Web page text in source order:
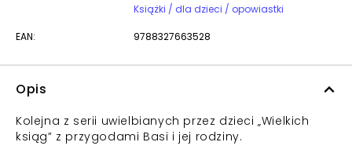
Książki / dla dzieci / opowiastki
EAN: 9788327663528
Opis
Kolejna z serii uwielbianych przez dzieci „Wielkich
ksiąg” z przygodami Basi i jej rodziny.